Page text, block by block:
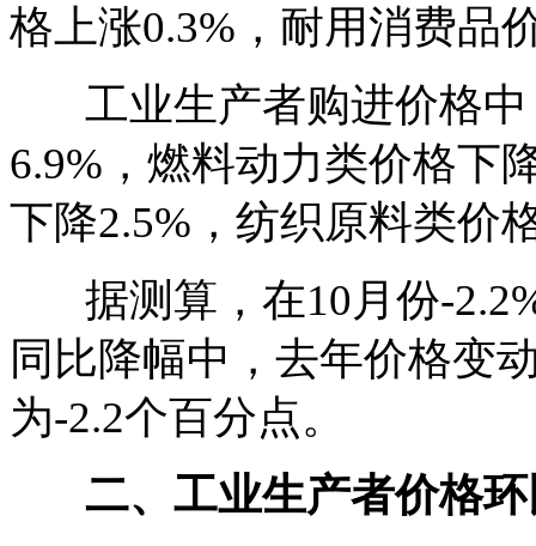
格上涨0.3%，耐用消费品
工业生产者购进价格中
6.9%，燃料动力类价格下
下降2.5%，纺织原料类价
据测算，在10月份-
同比降幅中，去年价格变
为-2.2个百分点。
二、工业生产者价格环